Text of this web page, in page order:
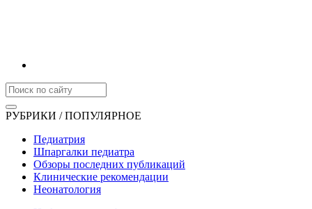
РУБРИКИ / ПОПУЛЯРНОЕ
Педиатрия
Шпаргалки педиатра
Обзоры последних публикаций
Клинические рекомендации
Неонатология